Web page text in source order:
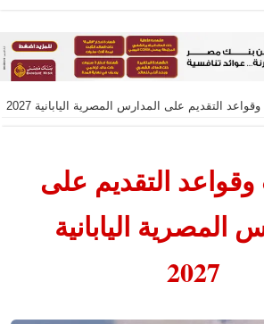
التقديم على المدارس المصرية اليابانية 2027
التقديم على
المصرية اليابانية
2027